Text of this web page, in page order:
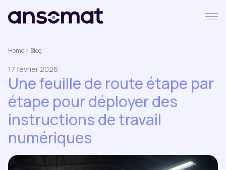
Home Blog
17 février 2026
Une feuille de route étape par
étape pour déployer des
instructions de travail
numériques